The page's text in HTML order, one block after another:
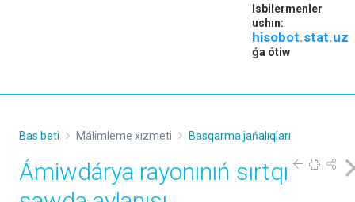
Isbilermenler
ushın:
hisobot.stat.uz
ǵa ótiw
Bas beti Málimleme xızmeti Basqarma jańalıqları
Ámiwdárya rayonınıń sırtqı